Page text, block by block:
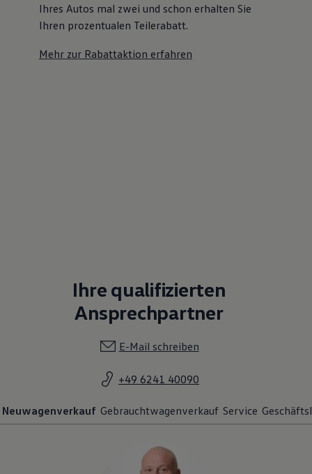
Ihres Autos mal zwei und schon erhalten Sie
Ihren prozentualen Teilerabatt.
Mehr zur Rabattaktion erfahren
Ihre qualifizierten
Ansprechpartner
E-Mail schreiben
+49 6241 40090
Neuwagenverkauf Gebrauchtwagenverkauf Service